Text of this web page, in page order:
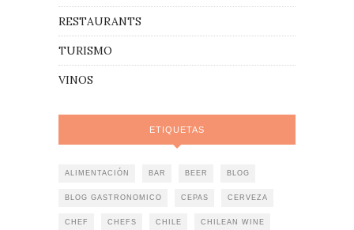
RESTAURANTS
TURISMO
VINOS
ETIQUETAS
ALIMENTACIÓN BAR BEER BLOG
BLOG GASTRONOMICO CEPAS CERVEZA
CHEF CHEFS CHILE CHILEAN WINE